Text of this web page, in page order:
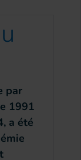
par
1991
a été